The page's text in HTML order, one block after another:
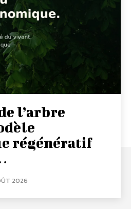
l’arbre
régénératif
2026